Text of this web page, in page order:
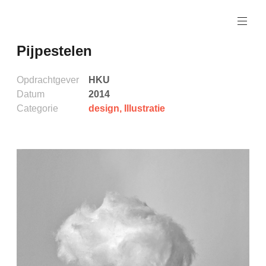
springen
Pijpestelen
Opdrachtgever
HKU
Datum
2014
Categorie
design, Illustratie